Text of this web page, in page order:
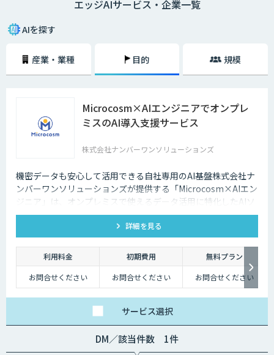
が大きな利点となります。通信遅延やネットワーク負荷を解消したい場合
エッジAIサービス・企業一覧
AIを探す
産業・業種 目的 規模
Microcosm×AIエンジニアでオンプレ
ミスのAI導入支援サービス
株式会社ナンバーワンソリューションズ
機密データも安心して活用できる自社専用のAI基盤株式会社ナ
ンバーワンソリューションズが提供する「Microcosm×AIエン
ジニア」は、オンプレミスで使えるデータ活用に特化したAIソ
リューションをAIエンジニアが貴社の課題に合わせてカスタマ
イズするサービスです。社内に眠るデータを「会社の資産」と
して生まれ変わらせることができます。
詳細を見る
利用料金 初期費用
無料プラン
お問合せください
お問合せください お問合せください
サービス選択
DM／該当件数 1件